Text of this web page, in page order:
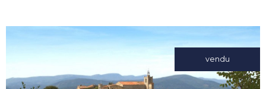
vendu